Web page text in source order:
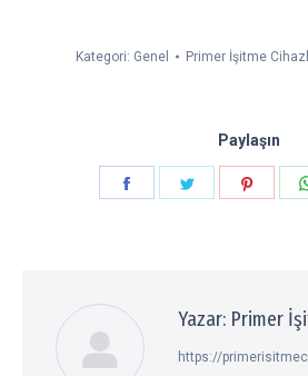
Kategori: Genel Primer İşitme
Paylaşın
Paylaşın Paylaşın
Yazar: Primer
https://